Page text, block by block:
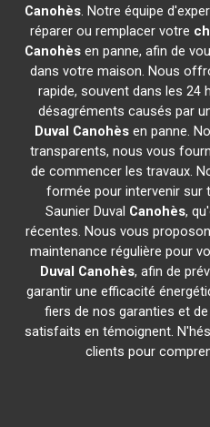
Canohès. Notre équipe
réparer ou remplacer votre
Canohèsen panne, afin de
dans votre maison. Nous
rapide, souvent dans les 24
désagréments causés par
Duval Canohèsen panne.
transparents, nous vous
de commencer les travaux.
formée pour intervenir sur
Saunier Duval Canohès,
récentes. Nous vous
maintenance régulière pour
Duval Canohès, afin de
garantir une efficacité
fiers de nos garanties et
satisfaits en témoignent.
clients pour